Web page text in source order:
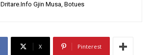
Dritare.Info Gjin Musa, Botues
X Pinterest